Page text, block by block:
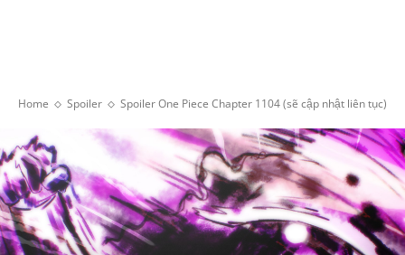
Home Spoiler Spoiler One Piece Chapter 1104 (sẽ cập nhật liên tục)